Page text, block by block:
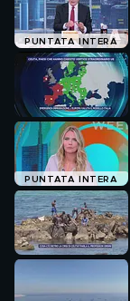
PUNTATA INTERA
PUNTATA INTERA